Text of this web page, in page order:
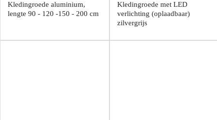
Kledingroede aluminium,
lengte 90 - 120 -150 - 200 cm
Kledingroede met LED
verlichting (oplaadbaar)
zilvergrijs